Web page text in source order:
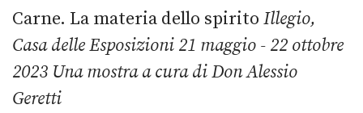
Carne. La materia dello spirito Illegio,
Casa delle Esposizioni 21 maggio - 22 ottobre
2023 Una mostra a cura di Don Alessio
Geretti